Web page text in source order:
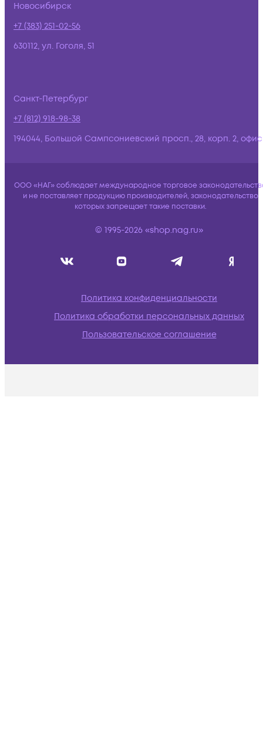
Новосибирск
+7 (383) 251-02-56
630112, ул. Гоголя, 51
Санкт-Петербург
+7 (812) 918-98-38
194044, Большой Сампсониевский просп., 28, корп. 2,
ООО «НАГ» соблюдает международное торговое
и не поставляет продукцию производителей, законодательство
которых запрещает такие поставки.
© 1995-2026 «shop.nag.ru»
Политика конфиденциальности
Политика обработки персональных данных
Пользовательское соглашение